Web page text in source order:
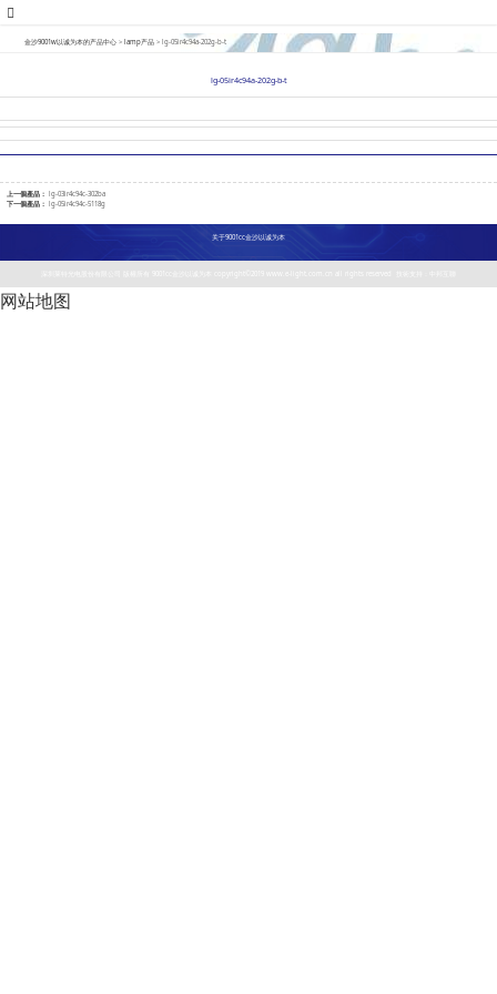
本
金沙9001w以诚为本的产品中心 > lamp产品 > lg-05ir4c94a-202g-b-t
lg-05ir4c94a-202g-b-t
上一個產品： lg-03ir4c94c-302ba
下一個產品： lg-05ir4c94c-5118g
关于9001cc金沙以诚为本
网站地图